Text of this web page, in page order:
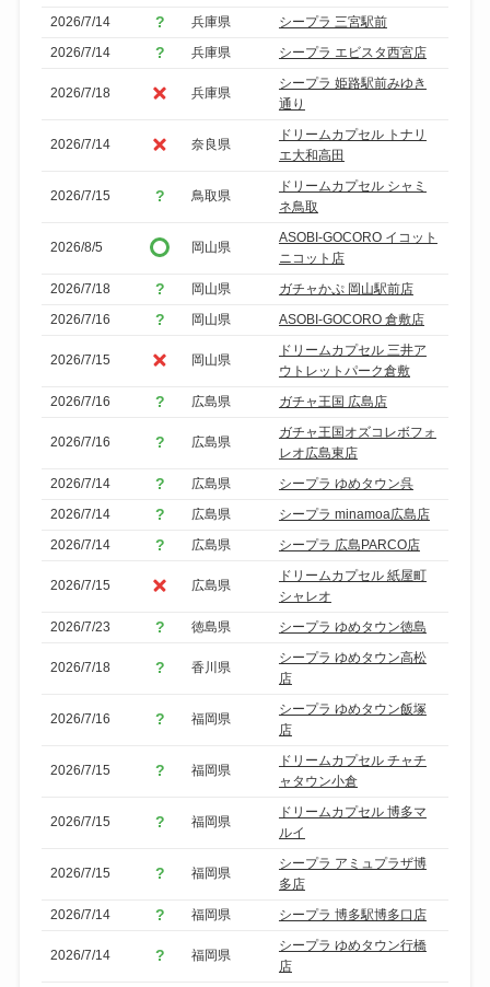
2026/7/14
兵庫県
シープラ 三宮駅前
2026/7/14
兵庫県 シープラ エビスタ西宮店
2026/7/18 兵庫県
シープラ 姫路駅前みゆき
通り
2026/7/14 奈良県
ドリームカプセル トナリ
エ大和高田
2026/7/15 鳥取県
ドリームカプセル シャミ
ネ鳥取
2026/8/5 岡山県
ASOBI-GOCORO イコット
ニコット店
2026/7/18
岡山県
ガチャかぷ 岡山駅前店
2026/7/16
岡山県 ASOBI-GOCORO 倉敷店
2026/7/15 岡山県
ドリームカプセル 三井ア
ウトレットパーク倉敷
2026/7/16
広島県 ガチャ王国 広島店
2026/7/16 広島県
ガチャ王国オズコレボフォ
レオ広島東店
2026/7/14
広島県
シープラ ゆめタウン呉
2026/7/14
広島県
シープラ minamoa広島店
2026/7/14
広島県 シープラ 広島PARCO店
2026/7/15 広島県
ドリームカプセル 紙屋町
シャレオ
2026/7/23
徳島県 シープラ ゆめタウン徳島
2026/7/18 香川県
シープラ ゆめタウン高松
店
2026/7/16 福岡県
シープラ ゆめタウン飯塚
店
2026/7/15 福岡県
ドリームカプセル チャチ
ャタウン小倉
2026/7/15 福岡県
ドリームカプセル 博多マ
ルイ
2026/7/15 福岡県
シープラ アミュプラザ博
多店
2026/7/14
福岡県 シープラ 博多駅博多口店
2026/7/14 福岡県
シープラ ゆめタウン行橋
店